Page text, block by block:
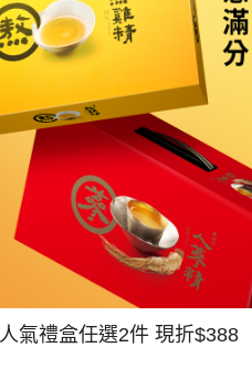
人氣禮盒任選2件 現折$388